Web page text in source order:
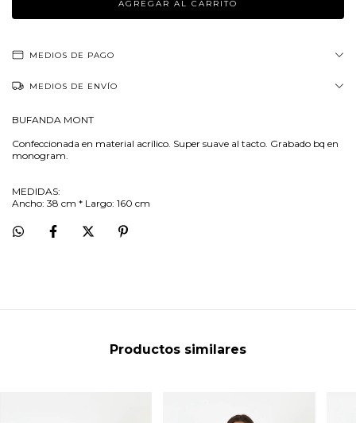
MEDIOS DE PAGO
MEDIOS DE ENVÍO
BUFANDA MONT
Confeccionada en material acrílico. Super suave al tacto. Grabado bq en
monogram.
MEDIDAS:
Ancho: 38 cm * Largo: 160 cm
Productos similares